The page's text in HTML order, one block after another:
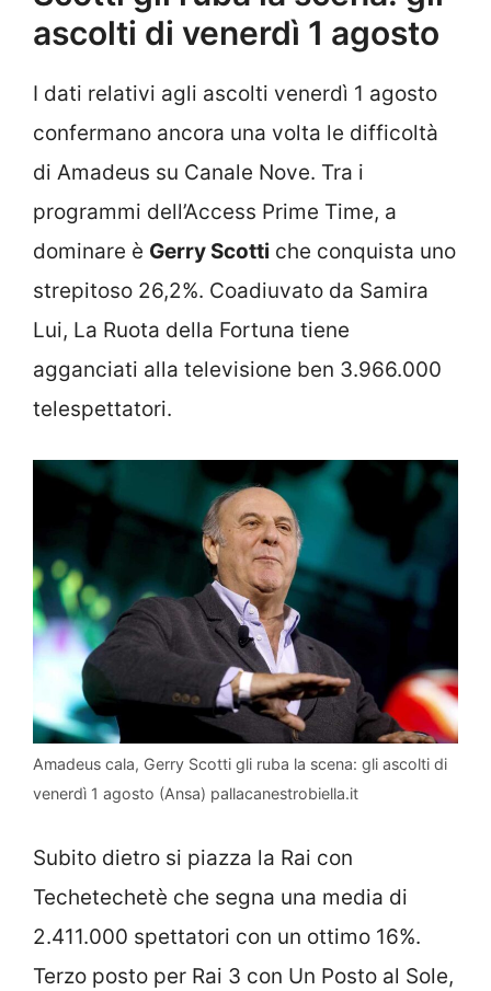
ascolti di venerdì 1 agosto
I dati relativi agli ascolti venerdì 1 agosto
confermano ancora una volta le difficoltà
di Amadeus su Canale Nove. Tra i
programmi dell’Access Prime Time, a
dominare è Gerry Scotti che conquista uno
strepitoso 26,2%. Coadiuvato da Samira
Lui, La Ruota della Fortuna tiene
agganciati alla televisione ben 3.966.000
telespettatori.
Amadeus cala, Gerry Scotti gli ruba la scena: gli ascolti di
venerdì 1 agosto (Ansa) pallacanestrobiella.it
Subito dietro si piazza la Rai con
Techetechetè che segna una media di
2.411.000 spettatori con un ottimo 16%.
Terzo posto per Rai 3 con Un Posto al Sole,